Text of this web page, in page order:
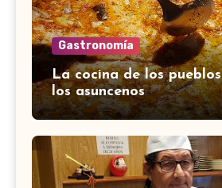
Gastronomía
La cocina de los
los asuncenos